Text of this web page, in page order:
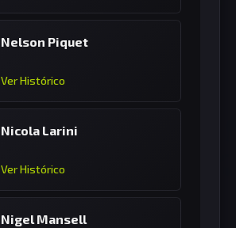
Nelson Piquet
Ver Histórico
Nicola Larini
Ver Histórico
Nigel Mansell